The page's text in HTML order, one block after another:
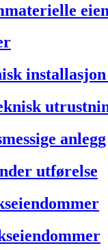
anlegg
utførelse